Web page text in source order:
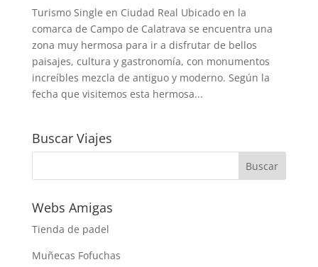
Turismo Single en Ciudad Real Ubicado en la
comarca de Campo de Calatrava se encuentra una
zona muy hermosa para ir a disfrutar de bellos
paisajes, cultura y gastronomía, con monumentos
increíbles mezcla de antiguo y moderno. Según la
fecha que visitemos esta hermosa...
Buscar Viajes
Webs Amigas
Tienda de padel
Muñecas Fofuchas